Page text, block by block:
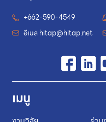
+662-590-4549
อีเมล hitap@hitap.net
เมนู